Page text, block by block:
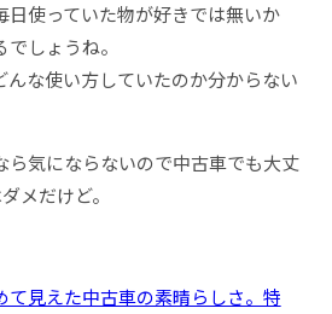
使っていた物が好きでは無いか
しょうね。
な使い方していたのか分からない
気にならないので中古車でも大丈
メだけど。
て見えた中古車の素晴らしさ。特